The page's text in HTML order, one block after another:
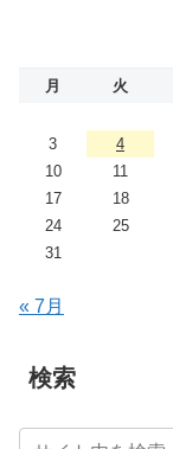
月 火
3
4
10
11
17
18
24
25
31
« 7月
検索